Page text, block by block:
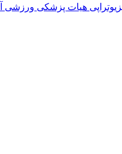
هیات پزشکی ورزشی